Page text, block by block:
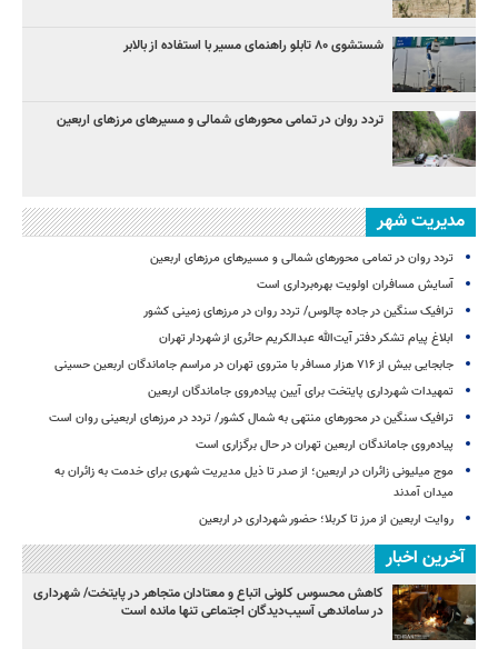
شستشوی ۸۰ تابلو راهنمای مسیر با استفاده از بالابر
تردد روان در تمامی محورهای شمالی و مسیرهای مرزهای اربعین
مدیریت شهر
تردد روان در تمامی محورهای شمالی و مسیرهای مرزهای اربعین
آسایش مسافران اولویت بهره‌برداری است
ترافیک سنگین در جاده چالوس/ تردد روان در مرزهای زمینی کشور
ابلاغ پیام تشکر دفتر آیت‌الله عبدالکریم حائری از شهردار تهران
جابجایی بیش از ۷۱۶ هزار مسافر با متروی تهران در مراسم جاماندگان اربعین حسینی
تمهیدات شهرداری پایتخت برای آیین پیاده‌روی جاماندگان اربعین
ترافیک سنگین در محورهای منتهی به شمال کشور/ تردد در مرزهای اربعینی روان است
پیاده‌روی جاماندگان اربعین تهران در حال برگزاری است
موج میلیونی زائران در اربعین؛ از صدر تا ذیل مدیریت شهری برای خدمت به زائران به
میدان آمدند
روایت اربعین از مرز تا کربلا؛ حضور شهرداری در اربعین
آخرین اخبار
کاهش محسوس کلونی اتباع و معتادان متجاهر در پایتخت/ شهرداری
در ساماندهی آسیب‌دیدگان اجتماعی تنها مانده است